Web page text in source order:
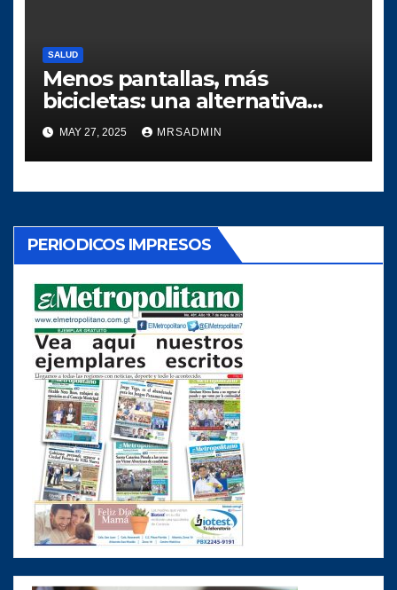
SALUD
Menos pantallas, más
bicicletas: una alternativa
saludable para la niñez
MAY 27, 2025 MRSADMIN
PERIODICOS IMPRESOS